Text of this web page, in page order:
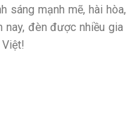
sáng mạnh mẽ, hài
đèn được nhiều